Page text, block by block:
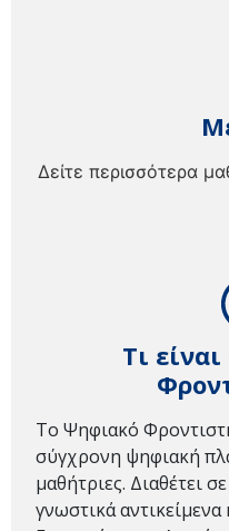
Τι
Το Ψηφιακό
σύγχρονη ψηφιακή
μαθήτριες. Διαθέτει
γνωστικά
Δείτε περισσότερα